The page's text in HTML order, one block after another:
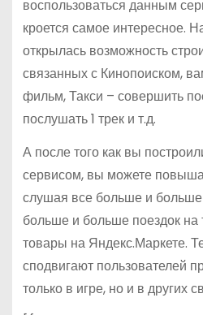
воспользоваться данным
кроется самое интересное.
открылась возможность
связанных с Кинопоиском,
фильм, Такси – совершить
послушать 1 трек и т.д.
А после того как вы
сервисом, вы можете
слушая все больше и
больше и больше поездок на
товары на Яндекс.Маркете.
сподвигают пользователей
только в игре, но и в других